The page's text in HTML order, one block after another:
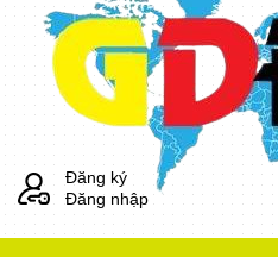
Đăng ký
Đăng nhập